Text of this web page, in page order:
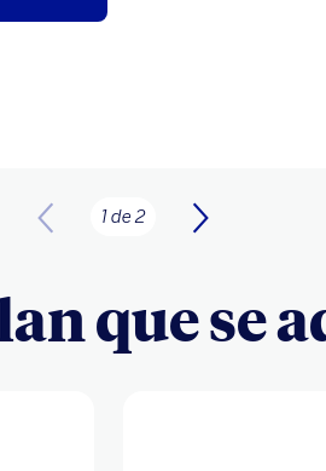
1 de 2
que se